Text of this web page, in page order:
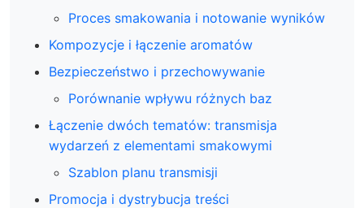
Proces smakowania i notowanie wyników
Kompozycje i łączenie aromatów
Bezpieczeństwo i przechowywanie
Porównanie wpływu różnych baz
Łączenie dwóch tematów: transmisja
wydarzeń z elementami smakowymi
Szablon planu transmisji
Promocja i dystrybucja treści